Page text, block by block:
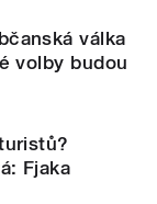
válka
volby budou
Fjaka